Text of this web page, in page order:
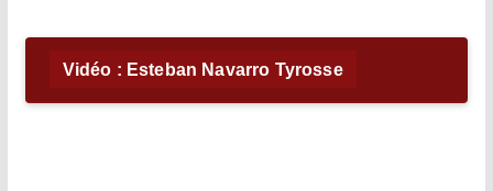
Vidéo : Esteban Navarro Tyrosse